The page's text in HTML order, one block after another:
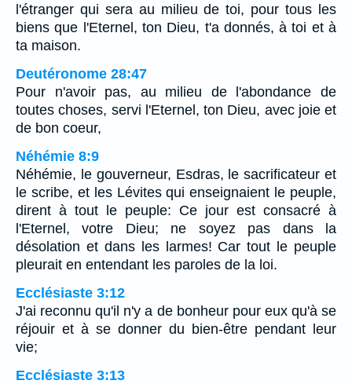
l'étranger qui sera au milieu de toi, pour tous les
biens que l'Eternel, ton Dieu, t'a donnés, à toi et à
ta maison.
Deutéronome 28:47
Pour n'avoir pas, au milieu de l'abondance de
toutes choses, servi l'Eternel, ton Dieu, avec joie et
de bon coeur,
Néhémie 8:9
Néhémie, le gouverneur, Esdras, le sacrificateur et
le scribe, et les Lévites qui enseignaient le peuple,
dirent à tout le peuple: Ce jour est consacré à
l'Eternel, votre Dieu; ne soyez pas dans la
désolation et dans les larmes! Car tout le peuple
pleurait en entendant les paroles de la loi.
Ecclésiaste 3:12
J'ai reconnu qu'il n'y a de bonheur pour eux qu'à se
réjouir et à se donner du bien-être pendant leur
vie;
Ecclésiaste 3:13